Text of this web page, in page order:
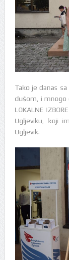
Tako je danas
dušom, i mnogo
LOKALNE
Ugljeviku, koji
Ugljevik.